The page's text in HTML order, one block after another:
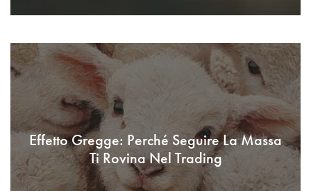
Effetto Gregge: Perché Seguire La Massa
Ti Rovina Nel Trading